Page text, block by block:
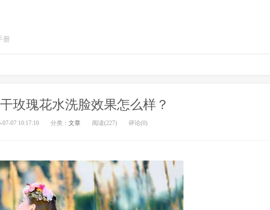
册
玫瑰花水洗脸效果怎么样？
07-07 10:17:10 分类： 文章 阅读(227) 评论(0)